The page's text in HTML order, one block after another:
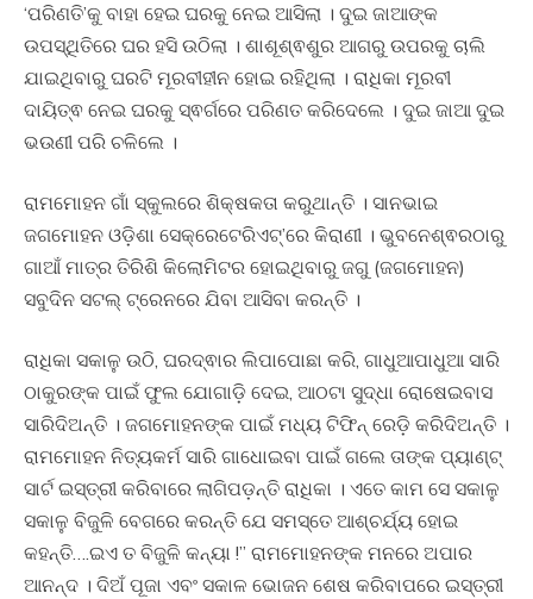
‘ପରିଣତି’କୁ ବାହା ହେଇ ଘରକୁ ନେଇ ଆସିଲା । ଦୁଇ ଜାଆଙ୍କ
ଉପସ୍ଥିତିରେ ଘର ହସି ଉଠିଲା । ଶାଶୂଶ୍ଵଶୁର ଆଗରୁ ଉପରକୁ ଚାଲି
ଯାଇଥିବାରୁ ଘରଟି ମୂରବୀହୀନ ହୋଇ ରହିଥିଲା । ରାଧିକା ମୂରବୀ
ଦାୟିତ୍ଵ ନେଇ ଘରକୁ ସ୍ଵର୍ଗରେ ପରିଣତ କରିଦେଲେ । ଦୁଇ ଜାଆ ଦୁଇ
ଭଉଣୀ ପରି ଚଳିଲେ ।
ରାମମୋହନ ଗାଁ ସ୍କୁଲରେ ଶିକ୍ଷକତା କରୁଥାନ୍ତି । ସାନଭାଇ
ଜଗମୋହନ ଓଡ଼ିଶା ସେକ୍ରେଟେରିଏଟ୍’ରେ କିରାଣୀ । ଭୁବନେଶ୍ଵରଠାରୁ
ଗାଆଁ ମାତ୍ର ତିରିଶି କିଲୋମିଟର ହୋଇଥିବାରୁ ଜଗୁ (ଜଗମୋହନ)
ସବୁଦିନ ସଟଲ୍ ଟ୍ରେନରେ ଯିବା ଆସିବା କରନ୍ତି ।
ରାଧିକା ସକାଳୁ ଉଠି, ଘରଦ୍ଵାର ଲିପାପୋଛା କରି, ଗାଧୁଆପାଧୁଆ ସାରି
ଠାକୁରଙ୍କ ପାଇଁ ଫୁଲ ଯୋଗାଡ଼ି ଦେଇ, ଆଠଟା ସୁଦ୍ଧା ରୋଷେଇବାସ
ସାରିଦିଅନ୍ତି । ଜଗମୋହନଙ୍କ ପାଇଁ ମଧ୍ୟ ଟିଫିନ୍ ରେଡ଼ି କରିଦିଅନ୍ତି ।
ରାମମୋହନ ନିତ୍ୟକର୍ମ ସାରି ଗାଧୋଇବା ପାଇଁ ଗଲେ ତାଙ୍କ ପ୍ୟାଣ୍ଟ୍
ସାର୍ଟ ଇସ୍ତ୍ରୀ କରିବାରେ ଲାଗିପଡ଼ନ୍ତି ରାଧିକା । ଏତେ କାମ ସେ ସକାଳୁ
ସକାଳୁ ବିଜୁଳି ବେଗରେ କରନ୍ତି ଯେ ସମସ୍ତେ ଆଶ୍ଚର୍ଯ୍ୟ ହୋଇ
କହନ୍ତି….ଇଏ ତ ବିଜୁଳି କନ୍ୟା !” ରାମମୋହନଙ୍କ ମନରେ ଅପାର
ଆନନ୍ଦ । ଦିଅଁ ପୂଜା ଏବଂ ସକାଳ ଭୋଜନ ଶେଷ କରିବାପରେ ଇସ୍ତ୍ରୀ